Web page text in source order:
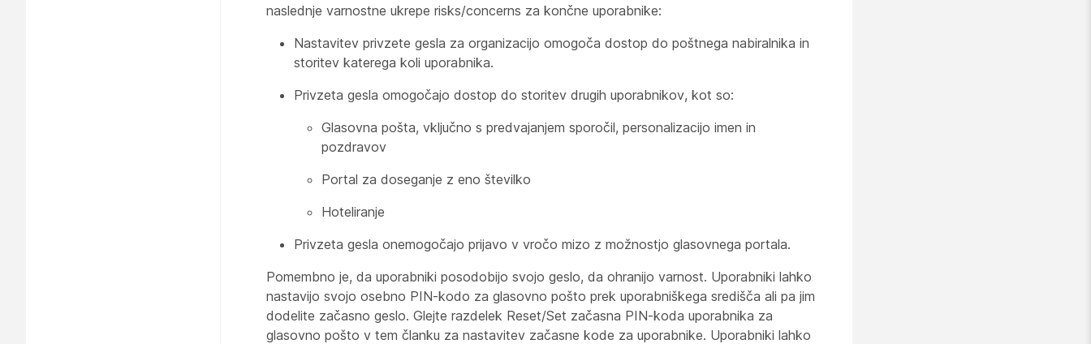
naslednje varnostne ukrepe risks/concerns za končne uporabnike:
Nastavitev privzete gesla za organizacijo omogoča dostop do poštnega nabiralnika in
storitev katerega koli uporabnika.
Privzeta gesla omogočajo dostop do storitev drugih uporabnikov, kot so:
Glasovna pošta, vključno s predvajanjem sporočil, personalizacijo imen in
pozdravov
Portal za doseganje z eno številko
Hoteliranje
Privzeta gesla onemogočajo prijavo v vročo mizo z možnostjo glasovnega portala.
Pomembno je, da uporabniki posodobijo svojo geslo, da ohranijo varnost. Uporabniki lahko
nastavijo svojo osebno PIN-kodo za glasovno pošto prek uporabniškega središča ali pa jim
dodelite začasno geslo. Glejte razdelek Reset/Set začasna PIN-koda uporabnika za
glasovno pošto v tem članku za nastavitev začasne kode za uporabnike. Uporabniki lahko